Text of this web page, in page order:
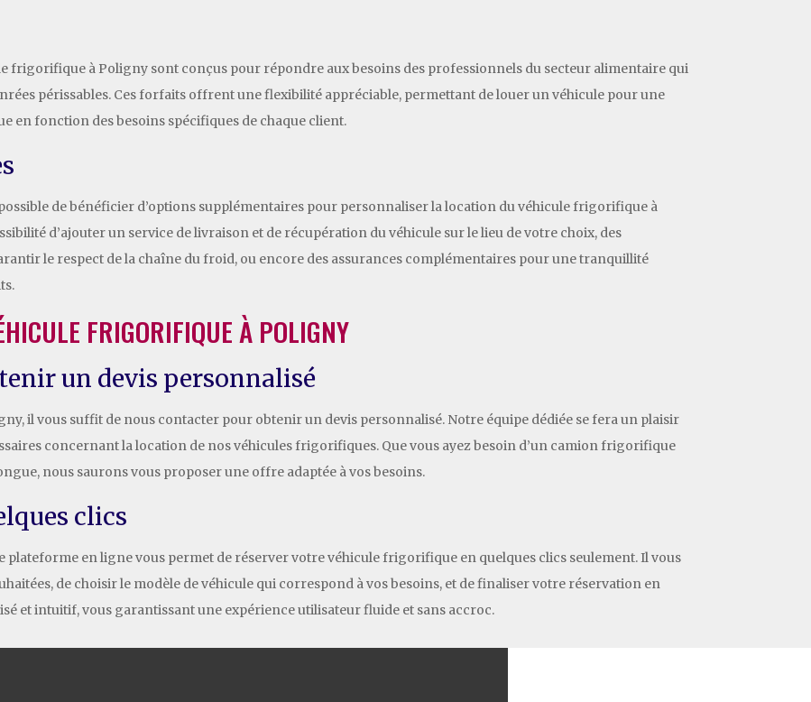
frigorifique à Poligny sont conçus pour répondre aux besoins des professionnels du secteur alimentaire qui
périssables. Ces forfaits offrent une flexibilité appréciable, permettant de louer un véhicule pour une
en fonction des besoins spécifiques de chaque client.
de bénéficier d’options supplémentaires pour personnaliser la location du véhicule frigorifique à
d’ajouter un service de livraison et de récupération du véhicule sur le lieu de votre choix, des
le respect de la chaîne du froid, ou encore des assurances complémentaires pour une tranquillité
FRIGORIFIQUE À POLIGNY
un devis personnalisé
il vous suffit de nous contacter pour obtenir un devis personnalisé. Notre équipe dédiée se fera un plaisir
concernant la location de nos véhicules frigorifiques. Que vous ayez besoin d’un camion frigorifique
nous saurons vous proposer une offre adaptée à vos besoins.
clics
en ligne vous permet de réserver votre véhicule frigorifique en quelques clics seulement. Il vous
de choisir le modèle de véhicule qui correspond à vos besoins, et de finaliser votre réservation en
et intuitif, vous garantissant une expérience utilisateur fluide et sans accroc.